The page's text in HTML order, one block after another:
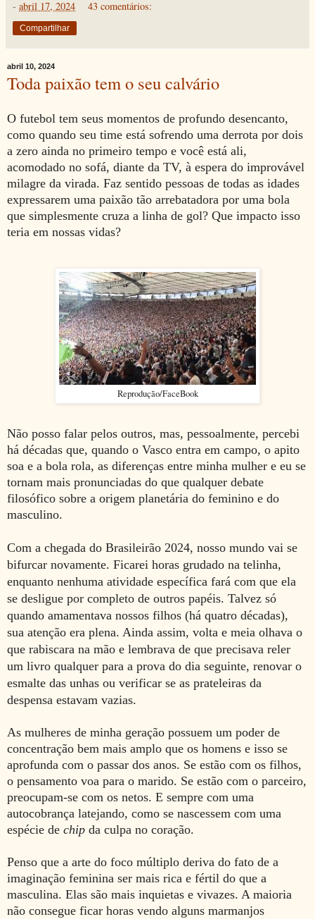
- abril 17, 2024 43 comentários:
Compartilhar
abril 10, 2024
Toda paixão tem o seu calvário
O futebol tem seus momentos de profundo desencanto,
como quando seu time está sofrendo uma derrota por dois
a zero ainda no primeiro tempo e você está ali,
acomodado no sofá, diante da TV, à espera do improvável
milagre da virada. Faz sentido pessoas de todas as idades
expressarem uma paixão tão arrebatadora por uma bola
que simplesmente cruza a linha de gol? Que impacto isso
teria em nossas vidas?
Reprodução/FaceBook
Não posso falar pelos outros, mas, pessoalmente, percebi
há décadas que, quando o Vasco entra em campo, o apito
soa e a bola rola, as diferenças entre minha mulher e eu se
tornam mais pronunciadas do que qualquer debate
filosófico sobre a origem planetária do feminino e do
masculino.
Com a chegada do Brasileirão 2024, nosso mundo vai se
bifurcar novamente. Ficarei horas grudado na telinha,
enquanto nenhuma atividade específica fará com que ela
se desligue por completo de outros papéis. Talvez só
quando amamentava nossos filhos (há quatro décadas),
sua atenção era plena. Ainda assim, volta e meia olhava o
que rabiscara na mão e lembrava de que precisava reler
um livro qualquer para a prova do dia seguinte, renovar o
esmalte das unhas ou verificar se as prateleiras da
despensa estavam vazias.
As mulheres de minha geração possuem um poder de
concentração bem mais amplo que os homens e isso se
aprofunda com o passar dos anos. Se estão com os filhos,
o pensamento voa para o marido. Se estão com o parceiro,
preocupam-se com os netos. E sempre com uma
autocobrança latejando, como se nascessem com uma
espécie de chip da culpa no coração.
Penso que a arte do foco múltiplo deriva do fato de a
imaginação feminina ser mais rica e fértil do que a
masculina. Elas são mais inquietas e vivazes. A maioria
não consegue ficar horas vendo alguns marmanjos